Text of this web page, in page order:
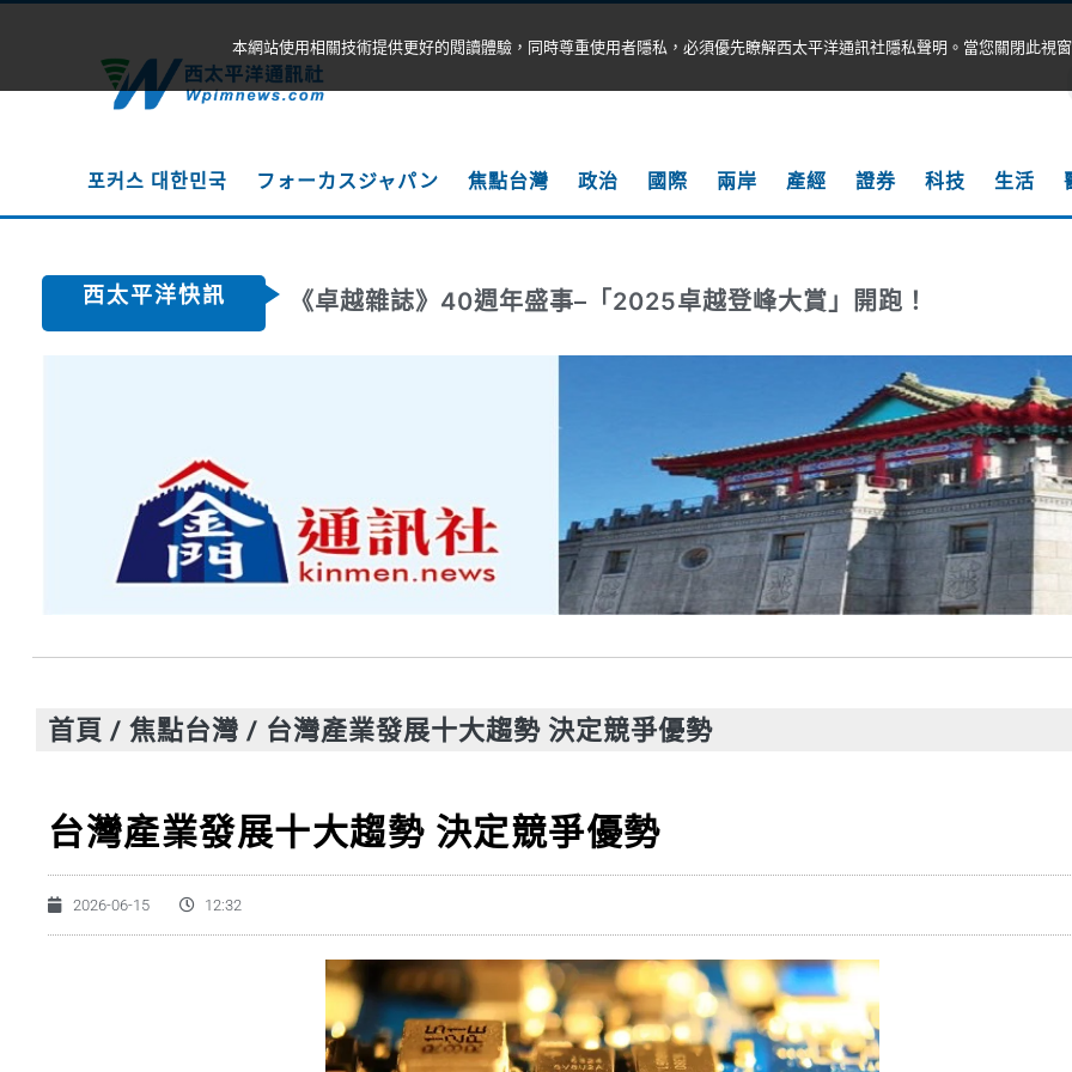
포커스 대한민국 フォーカスジャパン 焦點台灣 政治 國際 兩岸 產經 證券 科技 生活
西太平洋快訊 《卓越雜誌》40週年盛事–「2025卓越登峰大賞」開跑！
首頁 / 焦點台灣 / 台灣產業發展十大趨勢 決定競爭優勢
台灣產業發展十大趨勢 決定競爭優勢
2026-06-15 12:32
本網站使用相關技術提供更好的閱讀體驗，同時尊重使用者隱私，必須優先瞭解西太平洋通訊社隱私聲明。當您關閉此視